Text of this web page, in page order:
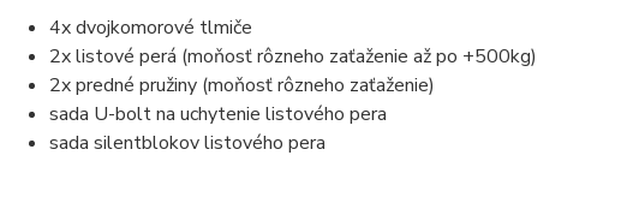
4x dvojkomorové tlmiče
2x listové perá (moňosť rôzneho zaťaženie až po +500kg)
2x predné pružiny (moňosť rôzneho zaťaženie)
sada U-bolt na uchytenie listového pera
sada silentblokov listového pera